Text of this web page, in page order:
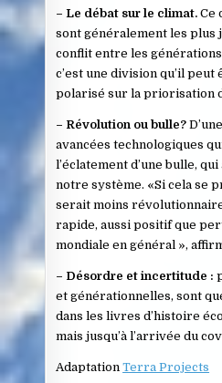
– Le débat sur le climat.Ce
sont généralement les plus
conflit entre les
c’est une division qu’il
polarisé sur la priorisation
– Révolution ou bulle?
avancées technologiques
l’éclatement d’une bulle,
notre système. «Si cela se
serait moins
rapide, aussi positif que
mondiale en général »,
– Désordre et incertitude :
et générationnelles, sont
dans les livres d’histoire
mais jusqu’à l’arrivée du
AdaptationTerra Projects